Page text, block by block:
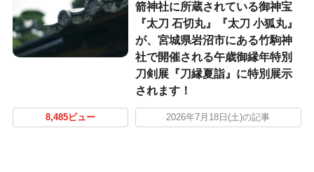
箭神社に所蔵されている御神宝
『太刀 石切丸』『太刀 小狐丸』
が、宮城県岩沼市にある竹駒神
社で開催される午歳御縁年特別
刀剣展『刀縁夏詣』に特別展示
されます！
8,485ビュー 2026年7月18日(土)の記事